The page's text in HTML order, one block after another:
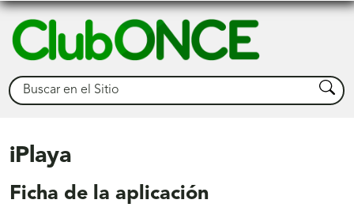
Buscar Buscar
iPlaya
Ficha de la aplicación